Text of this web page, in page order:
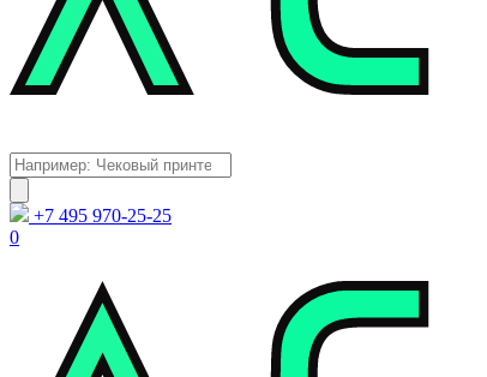
Поиск
товаров
+7 495 970-25-25
0